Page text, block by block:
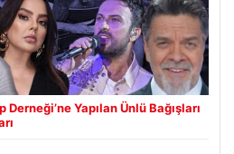
Yapılan Ünlü Bağışları